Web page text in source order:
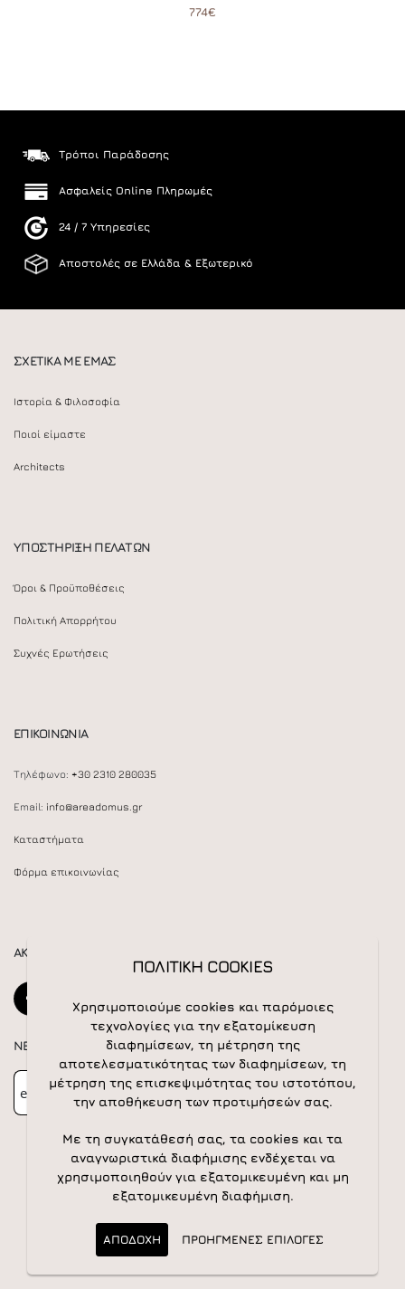
774€
Τρόποι Παράδοσης
Ασφαλείς Online Πληρωμές
24 / 7 Υπηρεσίες
Αποστολές σε Ελλάδα & Εξωτερικό
ΣΧΕΤΙΚΑ ΜΕ ΕΜΑΣ
Ιστορία & Φιλοσοφία
Ποιοί είμαστε
Architects
ΥΠΟΣΤΗΡΙΞΗ ΠΕΛΑΤΩΝ
Όροι & Προϋποθέσεις
Πολιτική Απορρήτου
Συχνές Ερωτήσεις
ΕΠΙΚΟΙΝΩΝΙΑ
Τηλέφωνο: +30 2310 280035
Email: info@areadomus.gr
Καταστήματα
Φόρμα επικοινωνίας
ΑΚΟΛΟΥΘΕΙΣΤΕ ΜΑΣ
NEWSLETTER
Newsletter Subscribe
ΠΟΛΙΤΙΚΗ COOKIES
Χρησιμοποιούμε cookies και παρόμοιες
τεχνολογίες για την εξατομίκευση
διαφημίσεων, τη μέτρηση της
αποτελεσματικότητας των διαφημίσεων, τη
μέτρηση της επισκεψιμότητας του ιστοτόπου,
την αποθήκευση των προτιμήσεών σας.
Με τη συγκατάθεσή σας, τα cookies και τα
αναγνωριστικά διαφήμισης ενδέχεται να
χρησιμοποιηθούν για εξατομικευμένη και μη
εξατομικευμένη διαφήμιση.
ΑΠΟΔΟΧΗ ΠΡΟΗΓΜΕΝΕΣ ΕΠΙΛΟΓΕΣ